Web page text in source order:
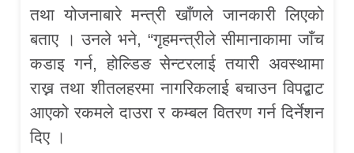
तथा योजनाबारे मन्त्री खाँणले जानकारी लिएको
बताए । उनले भने, “गृहमन्त्रीले सीमानाकामा जाँच
कडाइ गर्न, होल्डिङ सेन्टरलाई तयारी अवस्थामा
राख्न तथा शीतलहरमा नागरिकलाई बचाउन विपद्बाट
आएको रकमले दाउरा र कम्बल वितरण गर्न दिर्नेशन
दिए ।